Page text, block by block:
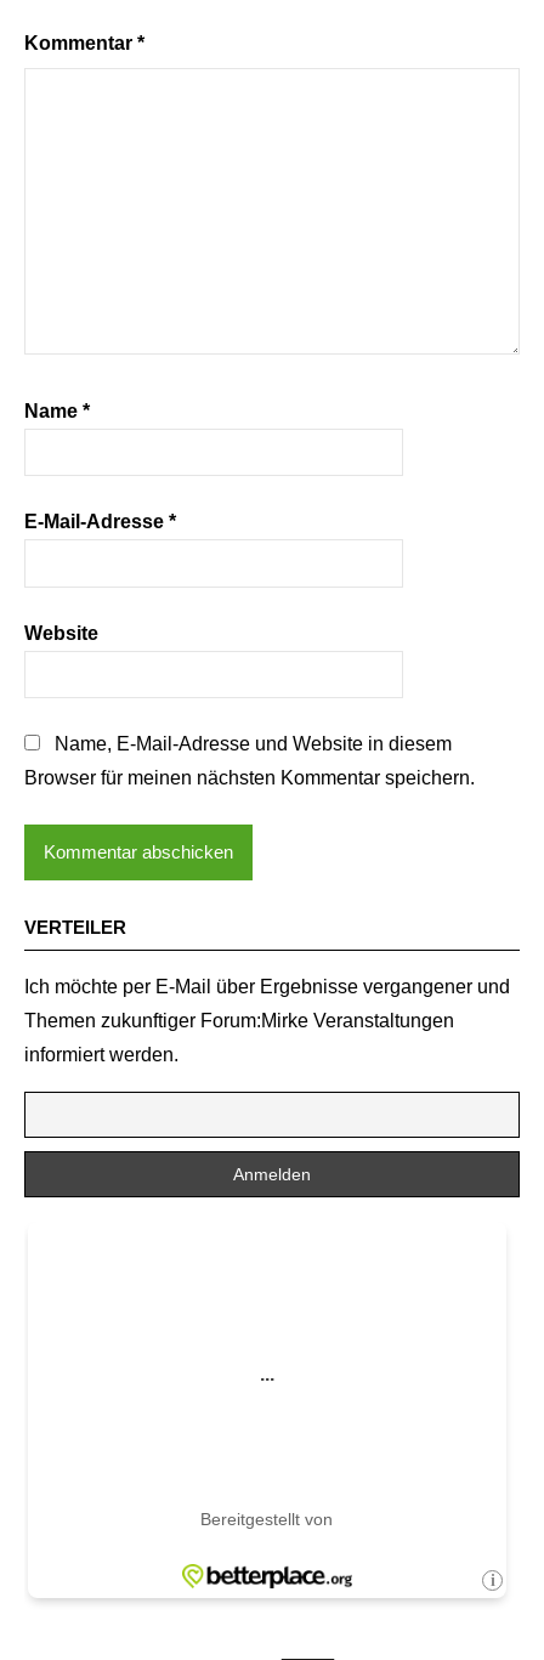
Kommentar *
Name *
E-Mail-Adresse *
Website
Name, E-Mail-Adresse und Website in diesem
Browser für meinen nächsten Kommentar speichern.
VERTEILER
Ich möchte per E-Mail über Ergebnisse vergangener und
Themen zukunftiger Forum:Mirke Veranstaltungen
informiert werden.